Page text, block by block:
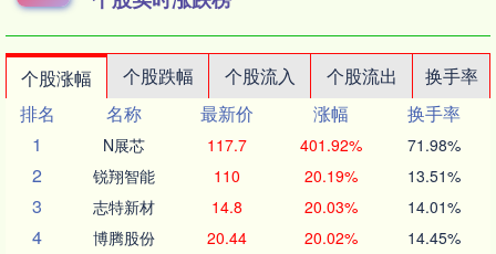
个股涨幅 个股跌幅 个股流入 个股流出
换手率
排名
名称 最新价 涨幅
换手率
1
N展芯 117.7 401.92% 71.98%
2 锐翔智能 110 20.19% 13.51%
3 志特新材 14.8 20.03% 14.01%
4 博腾股份 20.44 20.02% 14.45%